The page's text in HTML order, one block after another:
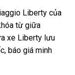
Liberty của
từ giữa
xe Liberty lưu
báo giá minh